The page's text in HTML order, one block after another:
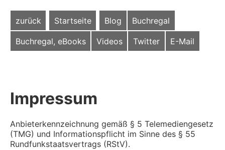
zurück Startseite Blog Buchregal
Buchregal, eBooks Videos Twitter E-Mail
Impressum
Anbieterkennzeichnung gemäß § 5 Telemediengesetz
(TMG) und Informationspflicht im Sinne des § 55
Rundfunkstaatsvertrags (RStV).